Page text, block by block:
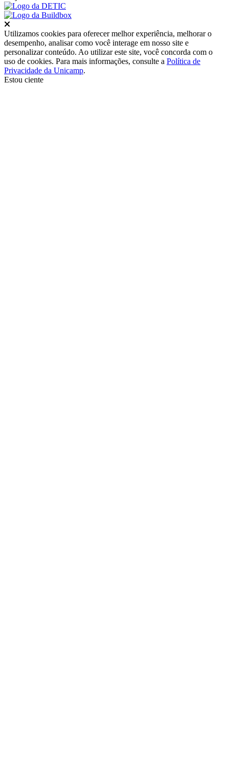
Utilizamos cookies para oferecer melhor experiência, melhorar o
desempenho, analisar como você interage em nosso site e
personalizar conteúdo. Ao utilizar este site, você concorda com o
uso de cookies. Para mais informações, consulte a Política de
Privacidade da Unicamp.
Estou ciente